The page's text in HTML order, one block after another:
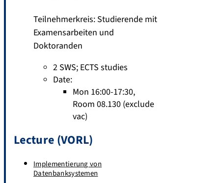
Teilnehmerkreis: Studierende mit
Examensarbeiten und
Doktoranden
2 SWS; ECTS studies
Date:
Mon 16:00-17:30,
Room 08.130 (exclude
vac)
Lecture (VORL)
Implementierung von
Datenbanksystemen